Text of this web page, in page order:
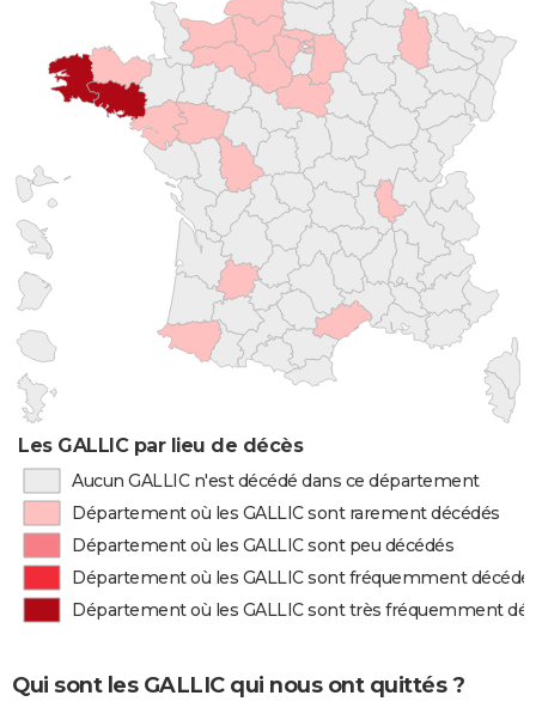
Les GALLIC par lieu de décès
Aucun GALLIC n'est décédé dans ce département
Département où les GALLIC sont rarement décédés
Département où les GALLIC sont peu décédés
Département où les GALLIC sont fréquemment
Département où les GALLIC sont très fréquemment
Qui sont les GALLIC qui nous ont quittés ?